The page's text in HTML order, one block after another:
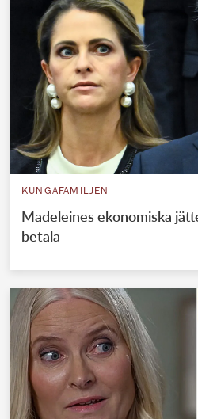
KUNGAFAMILJEN
Madeleines ekonomiska
betala